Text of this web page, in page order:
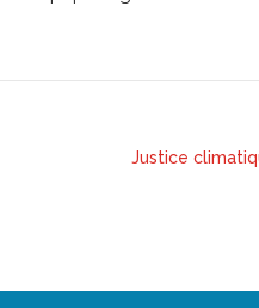
Justice